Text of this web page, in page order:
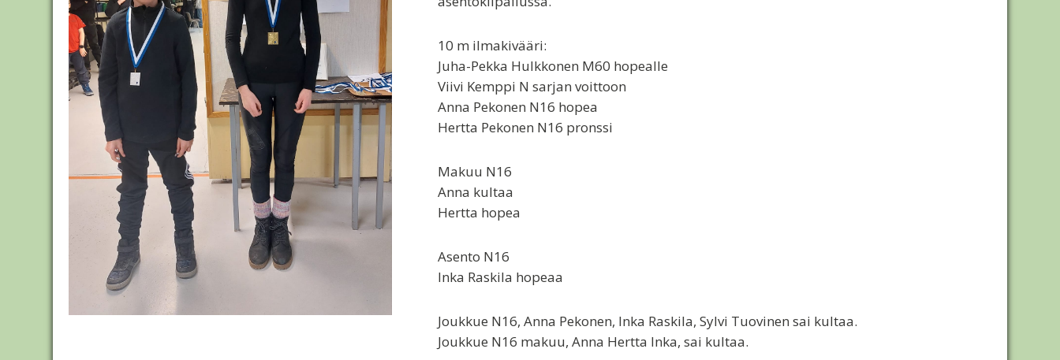
10 m ilmakivääri:
Juha-Pekka Hulkkonen M60 hopealle
Viivi Kemppi N sarjan voittoon
Anna Pekonen N16 hopea
Hertta Pekonen N16 pronssi
Makuu N16
Anna kultaa
Hertta hopea
Asento N16
Inka Raskila hopeaa
Joukkue N16, Anna Pekonen, Inka Raskila, Sylvi Tuovinen sai kultaa.
Joukkue N16 makuu, Anna Hertta Inka, sai kultaa.